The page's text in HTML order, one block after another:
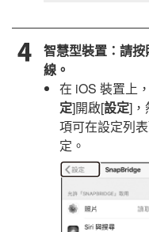
智慧型裝置：請
線。
在 iOS 裝置上
定]開啟[設定]，
項可在設定列
定。